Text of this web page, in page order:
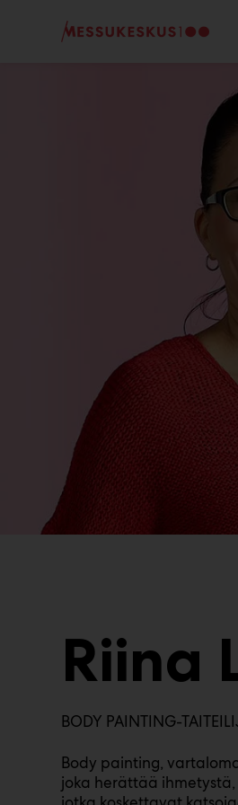
Riina
BODY PAINTING-
Body painting,
joka herättää